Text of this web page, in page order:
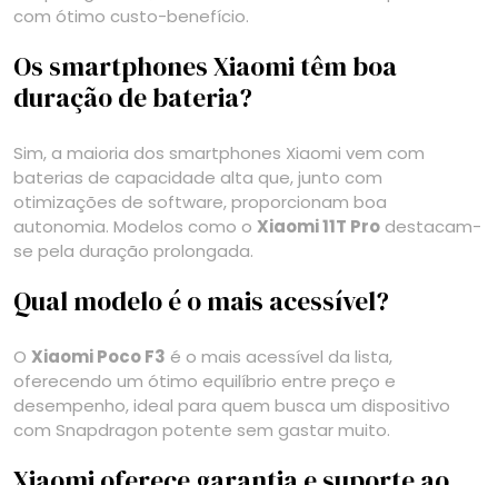
com ótimo custo-benefício.
Os smartphones Xiaomi têm boa
duração de bateria?
Sim, a maioria dos smartphones Xiaomi vem com
baterias de capacidade alta que, junto com
otimizações de software, proporcionam boa
autonomia. Modelos como o Xiaomi 11T Pro destacam-
se pela duração prolongada.
Qual modelo é o mais acessível?
O Xiaomi Poco F3 é o mais acessível da lista,
oferecendo um ótimo equilíbrio entre preço e
desempenho, ideal para quem busca um dispositivo
com Snapdragon potente sem gastar muito.